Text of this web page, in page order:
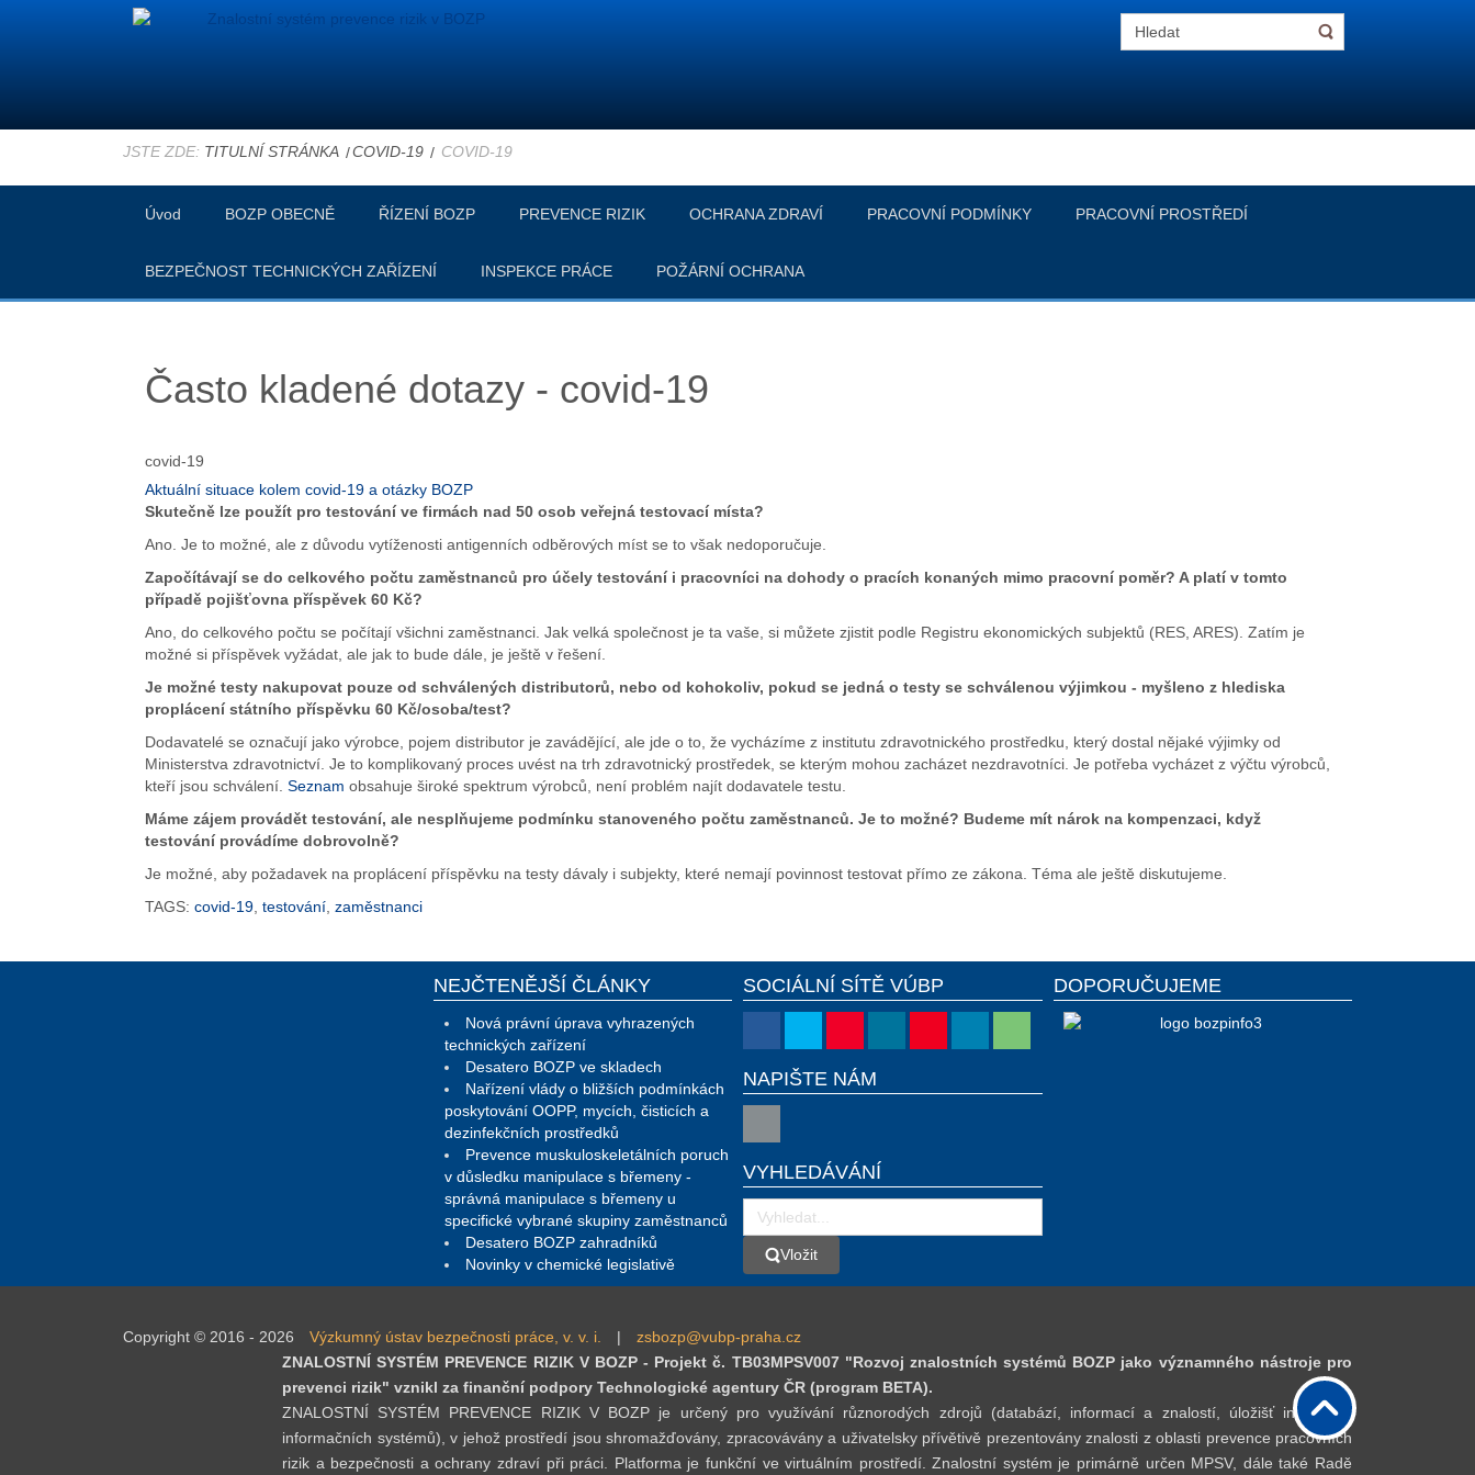
JSTE ZDE: TITULNÍ STRÁNKA COVID-19 COVID-19
Úvod BOZP OBECNĚ ŘÍZENÍ BOZP PREVENCE RIZIK OCHRANA ZDRAVÍ PRACOVNÍ PODMÍNKY PRACOVNÍ PROSTŘEDÍ
BEZPEČNOST TECHNICKÝCH ZAŘÍZENÍ INSPEKCE PRÁCE POŽÁRNÍ OCHRANA
Často kladené dotazy - covid-19
covid-19
Aktuální situace kolem covid-19 a otázky BOZP
Skutečně lze použít pro testování ve firmách nad 50 osob veřejná testovací místa?
Ano. Je to možné, ale z důvodu vytíženosti antigenních odběrových míst se to však nedoporučuje.
Započítávají se do celkového počtu zaměstnanců pro účely testování i pracovníci na dohody o pracích konaných mimo pracovní poměr? A platí v tomto
případě pojišťovna příspěvek 60 Kč?
Ano, do celkového počtu se počítají všichni zaměstnanci. Jak velká společnost je ta vaše, si můžete zjistit podle Registru ekonomických subjektů (RES, ARES). Zatím je
možné si příspěvek vyžádat, ale jak to bude dále, je ještě v řešení.
Je možné testy nakupovat pouze od schválených distributorů, nebo od kohokoliv, pokud se jedná o testy se schválenou výjimkou - myšleno z hlediska
proplácení státního příspěvku 60 Kč/osoba/test?
Dodavatelé se označují jako výrobce, pojem distributor je zavádějící, ale jde o to, že vycházíme z institutu zdravotnického prostředku, který dostal nějaké výjimky od
Ministerstva zdravotnictví. Je to komplikovaný proces uvést na trh zdravotnický prostředek, se kterým mohou zacházet nezdravotníci. Je potřeba vycházet z výčtu výrobců,
kteří jsou schválení. Seznam obsahuje široké spektrum výrobců, není problém najít dodavatele testu.
Máme zájem provádět testování, ale nesplňujeme podmínku stanoveného počtu zaměstnanců. Je to možné? Budeme mít nárok na kompenzaci, když
testování provádíme dobrovolně?
Je možné, aby požadavek na proplácení příspěvku na testy dávaly i subjekty, které nemají povinnost testovat přímo ze zákona. Téma ale ještě diskutujeme.
TAGS: covid-19 testování zaměstnanci
NEJČTENĚJŠÍ ČLÁNKY
Nová právní úprava vyhrazených
technických zařízení
Desatero BOZP ve skladech
Nařízení vlády o bližších podmínkách
poskytování OOPP, mycích, čisticích a
dezinfekčních prostředků
Prevence muskuloskeletálních poruch
v důsledku manipulace s břemeny -
správná manipulace s břemeny u
specifické vybrané skupiny zaměstnanců
Desatero BOZP zahradníků
Novinky v chemické legislativě
SOCIÁLNÍ SÍTĚ VÚBP
NAPIŠTE NÁM
VYHLEDÁVÁNÍ
VložitVložit
DOPORUČUJEME
Copyright © 2016 - 2026 Výzkumný ústav bezpečnosti práce, v. v. i. |
zsbozp@vubp-praha.cz
ZNALOSTNÍ SYSTÉM PREVENCE RIZIK V BOZP - Projekt č. TB03MPSV007 "Rozvoj znalostních systémů BOZP jako významného nástroje pro
prevenci rizik" vznikl za finanční podpory Technologické agentury ČR (program BETA).
ZNALOSTNÍ SYSTÉM PREVENCE RIZIK V BOZP je určený pro využívání různorodých zdrojů (databází, informací a znalostí, úložišť informací,
informačních systémů), v jehož prostředí jsou shromažďovány, zpracovávány a uživatelsky přívětivě prezentovány znalosti z oblasti prevence pracovních
rizik a bezpečnosti a ochrany zdraví při práci. Platforma je funkční ve virtuálním prostředí. Znalostní systém je primárně určen MPSV, dále také Radě